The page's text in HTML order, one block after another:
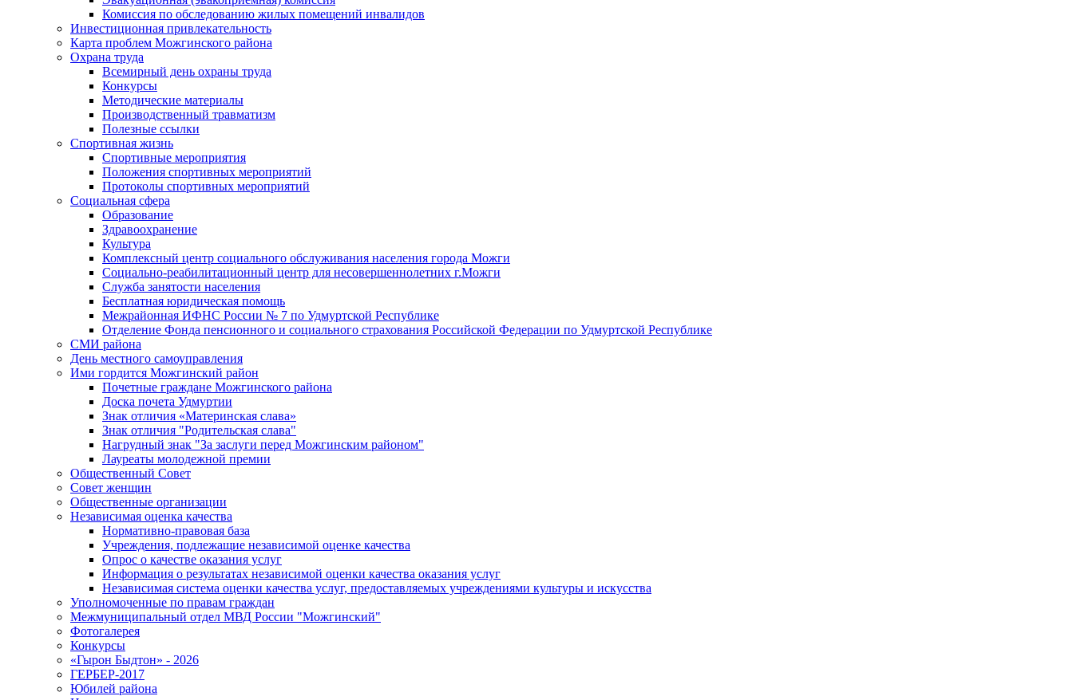
Комиссия по обследованию жилых помещений инвалидов
Инвестиционная привлекательность
Карта проблем Можгинского района
Охрана труда
Всемирный день охраны труда
Конкурсы
Методические материалы
Производственный травматизм
Полезные ссылки
Спортивная жизнь
Спортивные мероприятия
Положения спортивных мероприятий
Протоколы спортивных мероприятий
Социальная сфера
Образование
Здравоохранение
Культура
Комплексный центр социального обслуживания населения города Можги
Социально-реабилитационный центр для несовершеннолетних г.Можги
Служба занятости населения
Бесплатная юридическая помощь
Межрайонная ИФНС России № 7 по Удмуртской Республике
Отделение Фонда пенсионного и социального страхования Российской Федерации по Удмуртской Республике
СМИ района
День местного самоуправления
Ими гордится Можгинский район
Почетные граждане Можгинского района
Доска почета Удмуртии
Знак отличия «Материнская слава»
Знак отличия "Родительская слава"
Нагрудный знак "За заслуги перед Можгинским районом"
Лауреаты молодежной премии
Общественный Совет
Совет женщин
Общественные организации
Независимая оценка качества
Нормативно-правовая база
Учреждения, подлежащие независимой оценке качества
Опрос о качестве оказания услуг
Информация о результатах независимой оценки качества оказания услуг
Независимая система оценки качества услуг, предоставляемых учреждениями культуры и искусства
Уполномоченные по правам граждан
Межмуниципальный отдел МВД России "Можгинский"
Фотогалерея
Конкурсы
«Гырон Быдтон» - 2026
ГЕРБЕР-2017
Юбилей района